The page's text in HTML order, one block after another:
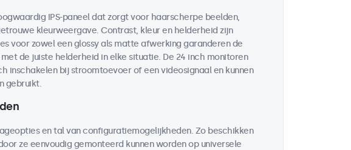
IPS-paneel dat zorgt voor haarscherpe beelden,
kleurweergave. Contrast, kleur en helderheid zijn
voor zowel een glossy als matte afwerking garanderen de
de juiste helderheid in elke situatie. De 24 inch monitoren
inschakelen bij stroomtoevoer of een videosignaal en kunnen
gebruikt.
en tal van configuratiemogelijkheden. Zo beschikken
ze eenvoudig gemonteerd kunnen worden op universele